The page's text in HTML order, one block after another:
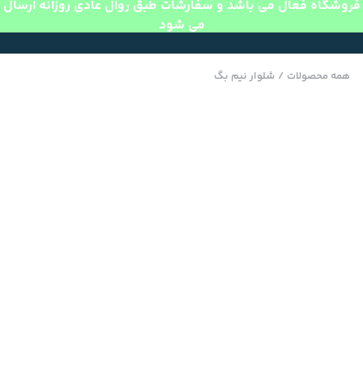
فروشگاه فعال می باشد و سفارشات طبق روال عادی روزانه ارسال
می شود
همه محصولات / شلوار نیم بگ